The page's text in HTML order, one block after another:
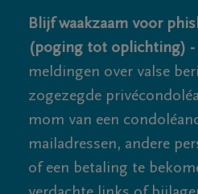
Blijf waakzaam voor
(poging tot oplichting) -
meldingen over valse
zogezegde
mom van een
mailadressen, andere
of een betaling te